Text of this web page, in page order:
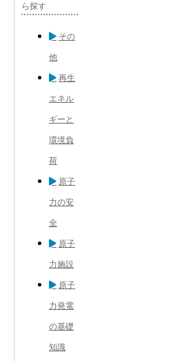
ら探す
その
他
再生
エネル
ギーと
環境負
荷
原子
力の安
全
原子
力施設
原子
力発電
の基礎
知識